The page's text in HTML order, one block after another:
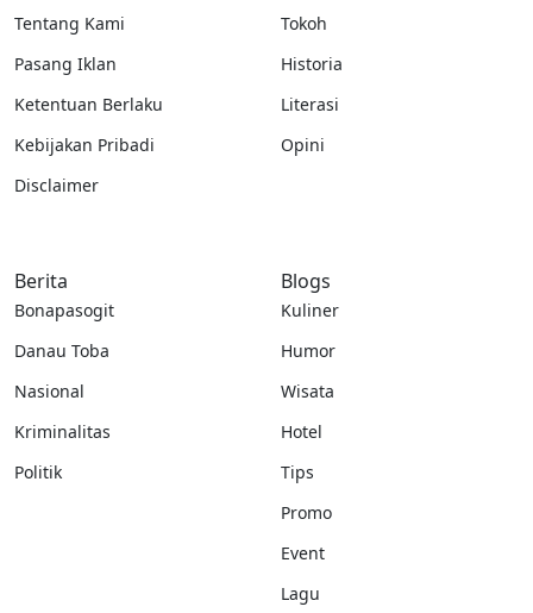
Tentang Kami
Pasang Iklan
Ketentuan Berlaku
Kebijakan Pribadi
Disclaimer
Tokoh
Historia
Literasi
Opini
Berita
Bonapasogit
Danau Toba
Nasional
Kriminalitas
Politik
Blogs
Kuliner
Humor
Wisata
Hotel
Tips
Promo
Event
Lagu